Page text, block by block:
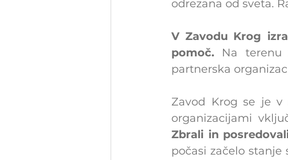
odrezana od sveta.
V Zavodu Krog
pomoč. Na terenu
partnerska
Zavod Krog se je v
Zbrali in
počasi začelo